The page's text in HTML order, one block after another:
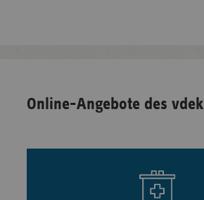
Online-Angebote des vdek